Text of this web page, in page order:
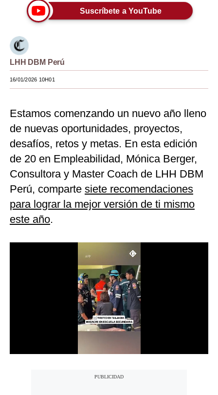
Mundo
México
España
Internacional
Tecnología
Club del Suscriptor
Mix
Notas Contratadas
Podcast
Gestión TV
Y
Suscríbete a YouTube
LHH DBM Perú
16/01/2026 10H01
Estamos comenzando un nuevo año lleno
de nuevas oportunidades, proyectos,
desafíos, retos y metas. En esta edición
de 20 en Empleabilidad, Mónica Berger,
Consultora y Master Coach de LHH DBM
Perú, comparte siete recomendaciones
para lograr la mejor versión de ti mismo
este año.